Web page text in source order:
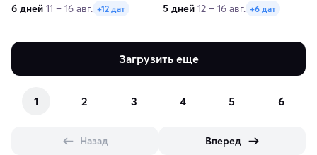
6 дней 11 – 16 авг. +12 дат
5 дней 12 – 16 авг. +6 дат
Загрузить еще
1 2 3 4 5 6
Назад Вперед